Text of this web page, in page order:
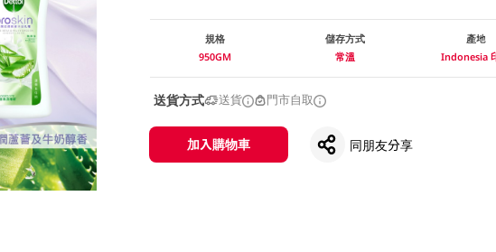
規格
950GM
儲存方式
常溫
產地
Indonesia
送貨方式 送貨 門市自取
加入購物車 同朋友分享